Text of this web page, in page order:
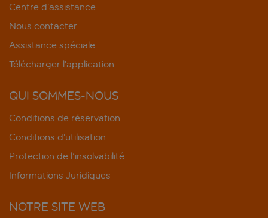
Centre d’assistance
Nous contacter
Assistance spéciale
Télécharger l’application
QUI SOMMES-NOUS
Conditions de réservation
Conditions d’utilisation
Protection de l'insolvabilité
Informations Juridiques
NOTRE SITE WEB